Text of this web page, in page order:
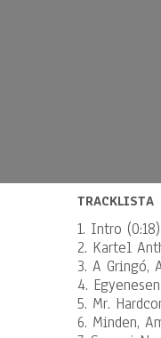
TRACKLISTA
1. Intro (0:18)
2. Kartel
3. A Gringó,
4.
5. Mr.
6. Minden,